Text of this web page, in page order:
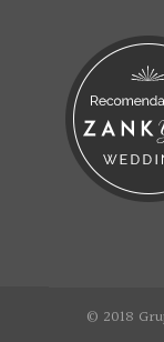
© 2018